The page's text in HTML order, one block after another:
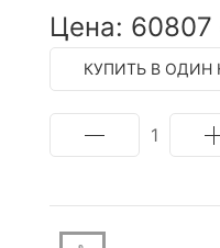
Цена: 60807
КУПИТЬ В ОДИН
1